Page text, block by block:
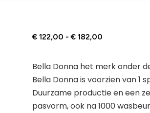
€ 122,00 - € 182,00
Bella Donna het merk onder
Bella Donna is voorzien van
Duurzame productie en een
pasvorm, ook na 1000